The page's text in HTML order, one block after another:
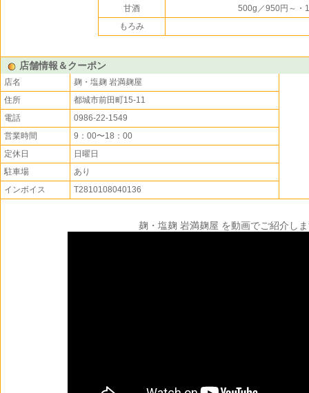
甘酒
500g／950円～・
もろみ
店舗情報＆クーポン
店名
麹・塩麹 岩満麹屋
住所
都城市前田町15-11
電話
0986-22-1549
営業時間
9：00〜18：00
定休日
日曜日
駐車場
あり
インボイス
T2810108040136
麹・塩麹 岩満麹屋 を動画でご紹介し